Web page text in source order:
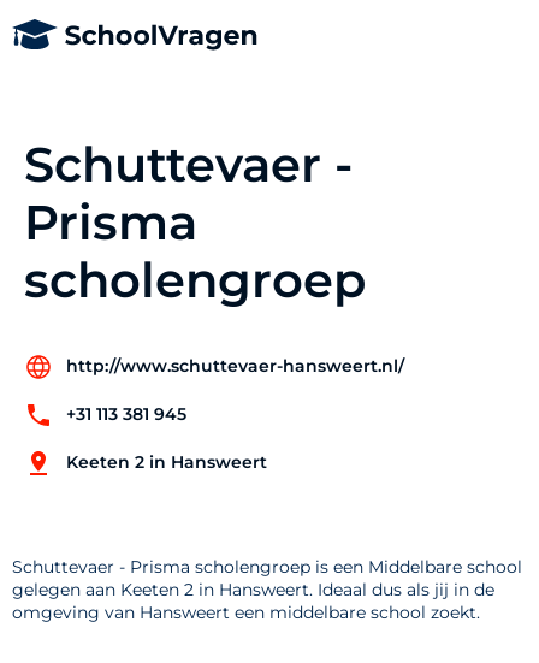
Schuttevaer -
Prisma
scholengroep
http://www.schuttevaer-hansweert.nl/
+31 113 381 945
Keeten 2 in Hansweert
Schuttevaer - Prisma scholengroep is een Middelbare school
gelegen aan Keeten 2 in Hansweert. Ideaal dus als jij in de
omgeving van Hansweert een middelbare school zoekt.